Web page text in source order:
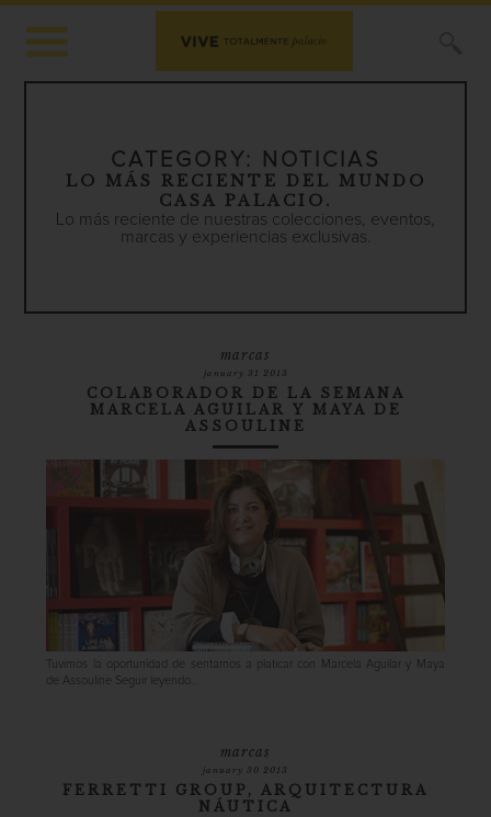
CATEGORY: NOTICIAS
LO MÁS RECIENTE DEL MUNDO
CASA PALACIO.
Lo más reciente de nuestras colecciones, eventos,
marcas y experiencias exclusivas.
marcas
january 31 2013
COLABORADOR DE LA SEMANA
MARCELA AGUILAR Y MAYA DE
ASSOULINE
Tuvimos la oportunidad de sentarnos a platicar con Marcela Aguilar y Maya
de Assouline Seguir leyendo…
marcas
january 30 2013
FERRETTI GROUP, ARQUITECTURA
NÁUTICA